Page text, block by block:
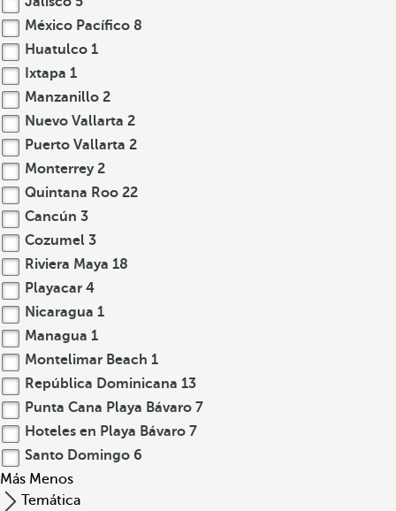
México Pacífico 8
Huatulco 1
Ixtapa 1
Manzanillo 2
Nuevo Vallarta 2
Puerto Vallarta 2
Monterrey 2
Quintana Roo 22
Cancún 3
Cozumel 3
Riviera Maya 18
Playacar 4
Nicaragua 1
Managua 1
Montelimar Beach 1
República Dominicana 13
Punta Cana Playa Bávaro 7
Hoteles en Playa Bávaro 7
Santo Domingo 6
Más Menos
Temática